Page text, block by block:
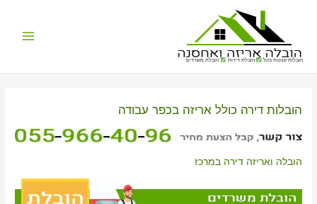
הובלות קטנות בזול הובלת דירות הובלת משרדים
הובלות דירה כולל אריזה בכפר עבודה
הובלה ואריזה דירה במרכז